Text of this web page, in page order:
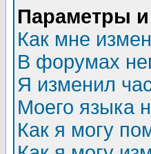
Параметры и
Как мне
В форумах
Я изменил
Моего языка
Как я могу